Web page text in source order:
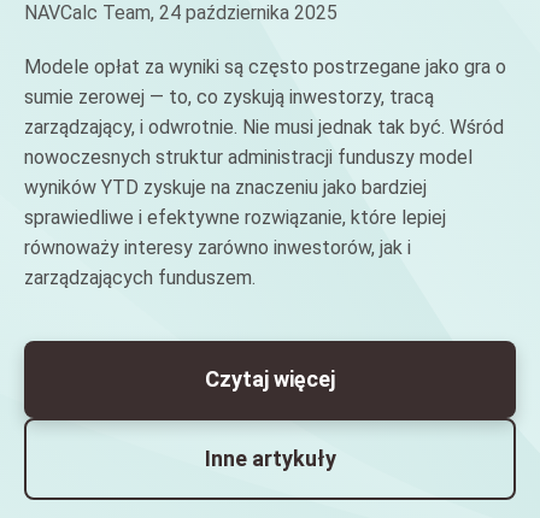
NAVCalc Team, 24 października 2025
Modele opłat za wyniki są często postrzegane jako gra o
sumie zerowej — to, co zyskują inwestorzy, tracą
zarządzający, i odwrotnie. Nie musi jednak tak być. Wśród
nowoczesnych struktur administracji funduszy model
wyników YTD zyskuje na znaczeniu jako bardziej
sprawiedliwe i efektywne rozwiązanie, które lepiej
równoważy interesy zarówno inwestorów, jak i
zarządzających funduszem.
Czytaj więcej
Inne artykuły